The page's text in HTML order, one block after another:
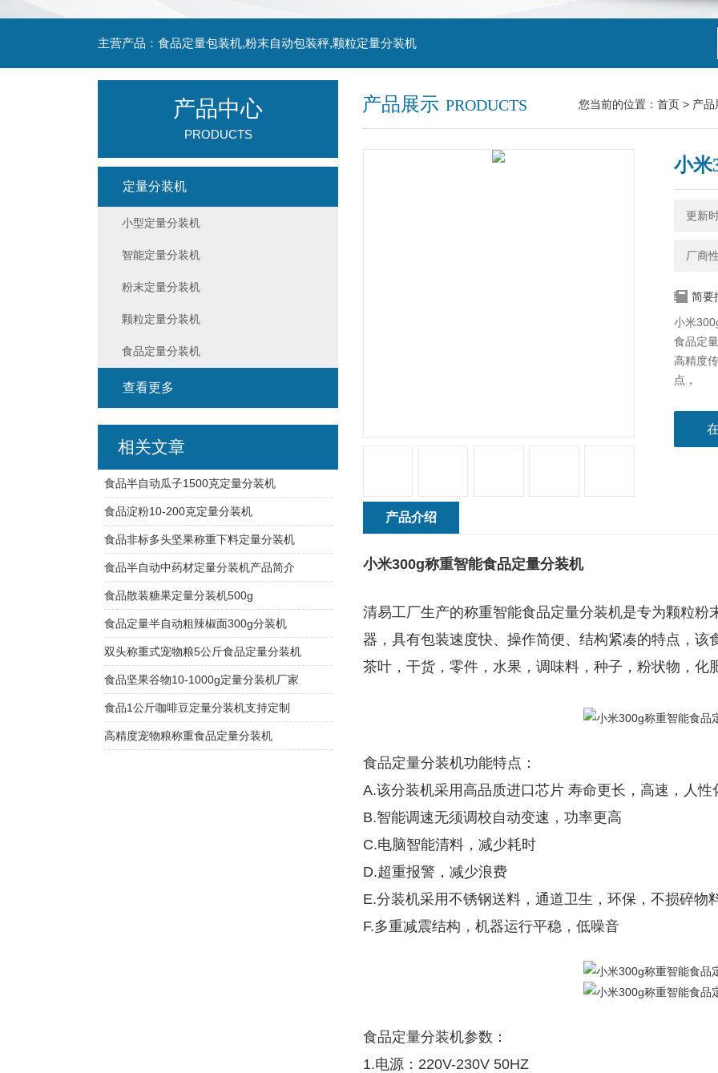
主营产品：食品定量包装机,粉末自动包装秤,颗粒定量分装机
产品展示 PRODUCTS 您当前的位置： 首页 > 产品
小米
更新
厂商
简要
小米
食品定
高精度
点，
产品介绍
小米300g称重智能食品定量分装机
清易工厂生产的称重智能食品定量分装机是专为颗粒
器，具有包装速度快、操作简便、结构紧凑的特点，
茶叶，干货，零件，水果，调味料，种子，粉状物，化
食品定量分装机功能特点：
A.该分装机采用高品质进口芯片 寿命更长，高速，人性
B.智能调速无须调校自动变速，功率更高
C.电脑智能清料，减少耗时
D.超重报警，减少浪费
E.分装机采用不锈钢送料，通道卫生，环保，不损碎物
F.多重减震结构，机器运行平稳，低噪音
食品定量分装机参数：
1.电源：220V-230V 50HZ
产品中心
PRODUCTS
定量分装机
小型定量分装机
智能定量分装机
粉末定量分装机
颗粒定量分装机
食品定量分装机
查看更多
相关文章
食品半自动瓜子1500克定量分装机
食品淀粉10-200克定量分装机
食品非标多头坚果称重下料定量分装机
食品半自动中药材定量分装机产品简介
食品散装糖果定量分装机500g
食品定量半自动粗辣椒面300g分装机
双头称重式宠物粮5公斤食品定量分装机
食品坚果谷物10-1000g定量分装机厂家
食品1公斤咖啡豆定量分装机支持定制
高精度宠物粮称重食品定量分装机